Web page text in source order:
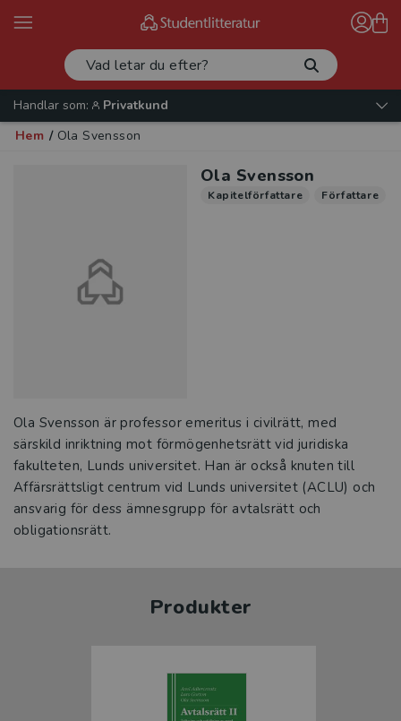
Handlar som:
Privatkund
Hem / Ola Svensson
Ola Svensson
Kapitelförfattare Författare
Ola Svensson är professor emeritus i civilrätt, med
särskild inriktning mot förmögenhetsrätt vid juridiska
fakulteten, Lunds universitet. Han är också knuten till
Affärsrättsligt centrum vid Lunds universitet (ACLU) och
ansvarig för dess ämnesgrupp för avtalsrätt och
obligationsrätt.
Produkter